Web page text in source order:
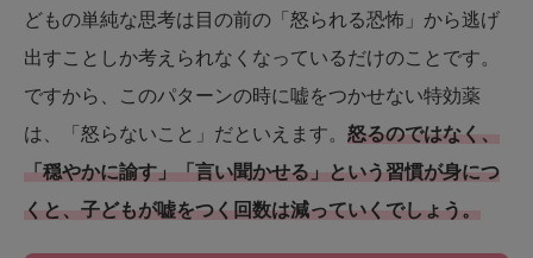
どもの単純な思考は目の前の「怒られる恐怖」から逃げ
出すことしか考えられなくなっているだけのことです。
ですから、このパターンの時に嘘をつかせない特効薬
は、「怒らないこと」だといえます。 怒るのではなく、
「穏やかに諭す」「言い聞かせる」という習慣が身につ
くと、子どもが嘘をつく回数は減っていくでしょう。